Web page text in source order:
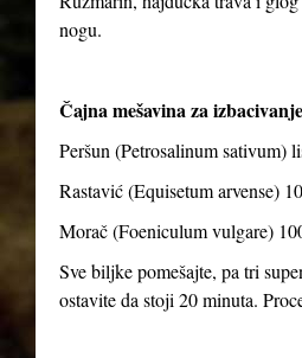
nogu.
Čajna mešavina za
Peršun (Petrosalinum sativum)
Rastavić (Equisetum arvense)
Morač (Foeniculum vulgare)
Sve biljke pomešajte, pa tri
ostavite da stoji 20 minuta.